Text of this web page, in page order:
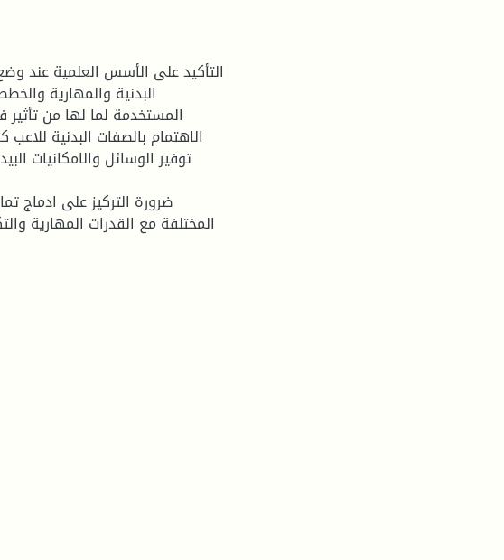
البدنية والمهارية
المستخدمة لما لها من
المختلفة مع القدرات المهارية